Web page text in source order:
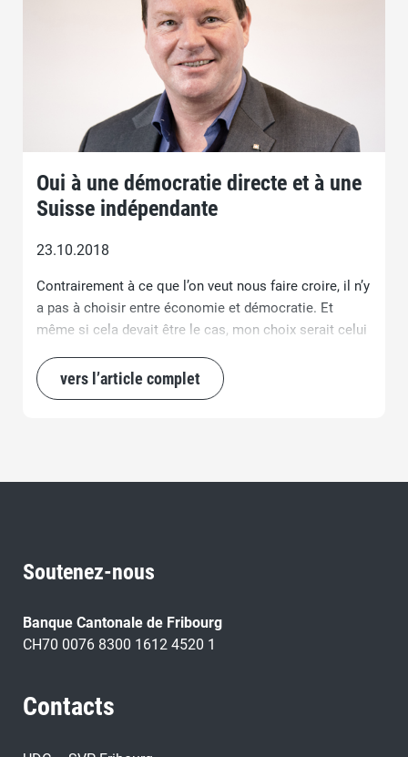
Oui à une démocratie directe et à une
Suisse indépendante
23.10.2018
Contrairement à ce que l’on veut nous faire croire, il n’y
a pas à choisir entre économie et démocratie. Et
même si cela devait être le cas, mon choix serait celui
vers l’article complet
Soutenez-nous
Banque Cantonale de Fribourg
CH70 0076 8300 1612 4520 1
Contacts